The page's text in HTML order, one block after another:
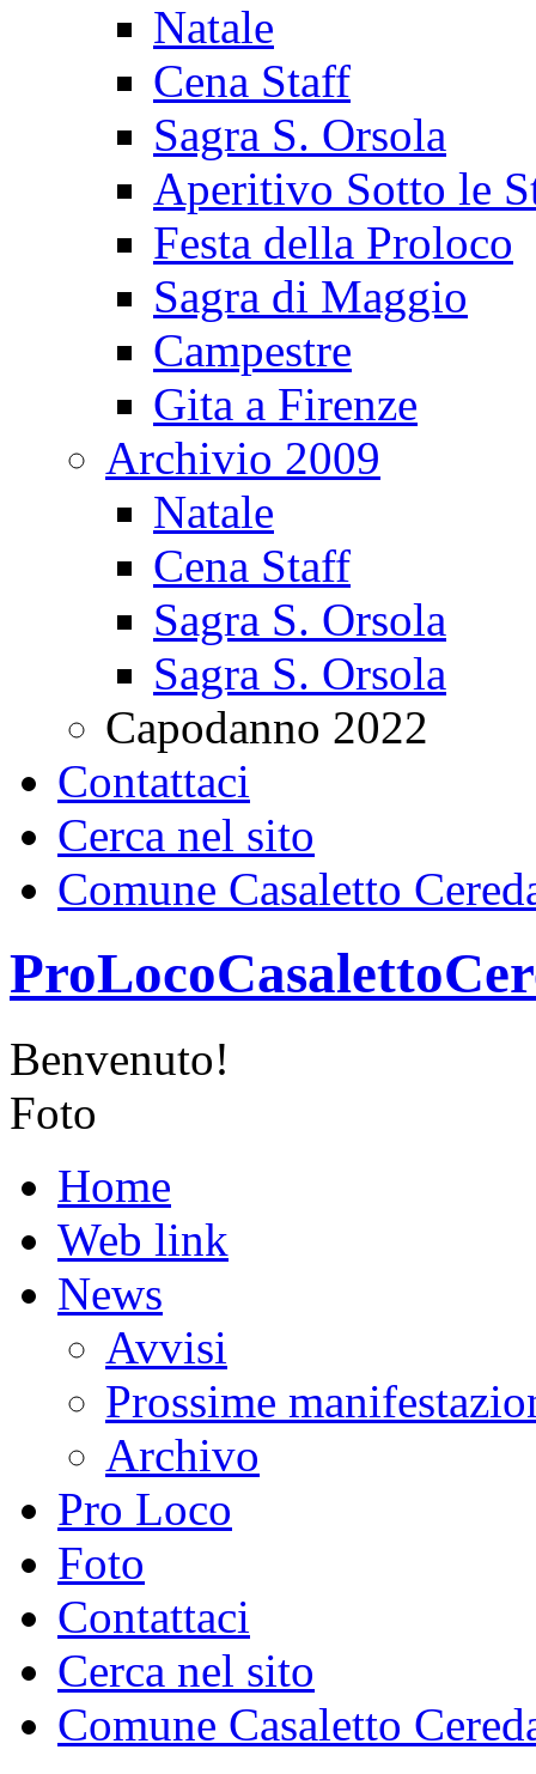
Natale
Cena Staff
Sagra S. Orsola
Aperitivo Sotto le
Festa della Proloco
Sagra di Maggio
Campestre
Gita a Firenze
Archivio 2009
Natale
Cena Staff
Sagra S. Orsola
Sagra S. Orsola
Capodanno 2022
Contattaci
Cerca nel sito
Comune Casaletto
Benvenuto!
Foto
Home
Web link
News
Avvisi
Prossime
Archivo
Pro Loco
Foto
Contattaci
Cerca nel sito
Comune Casaletto